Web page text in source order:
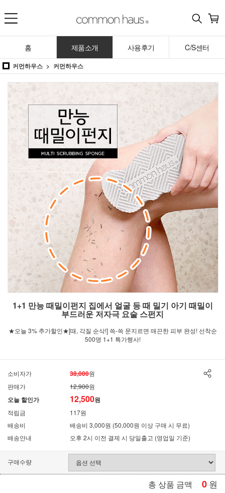
홈 제품소개 사용후기 C/S센터
커먼하우스 커먼하우스
1+1 만능 때밀이펀지 집에서 얼굴 등 때 밀기 아기 때밀이
부드러운 저자극 요술 스펀지
★오늘 3% 추가할인★[때, 각질 순삭!] 쓱-쓱 문지르면 매끈한 피부 완성! 선착순
500명 1+1 특가행사!
소비자가 38,000원
판매가
12,900원
오늘 할인가 12,500원
적립금
117원
배송비
배송비 3,000원 (50,000원 이상 구매 시 무료)
배송안내
오후 2시 이전 결제 시 당일출고 (영업일 기준)
구매수량
총 상품 금액 0 원